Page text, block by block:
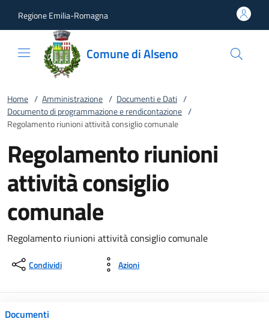
Regione Emilia-Romagna
Comune di Alseno
Home / Amministrazione / Documenti e Dati /
Documento di programmazione e rendicontazione /
Regolamento riunioni attività consiglio comunale
Regolamento riunioni
attività consiglio
comunale
Regolamento riunioni attività consiglio comunale
Condividi Azioni
Documenti